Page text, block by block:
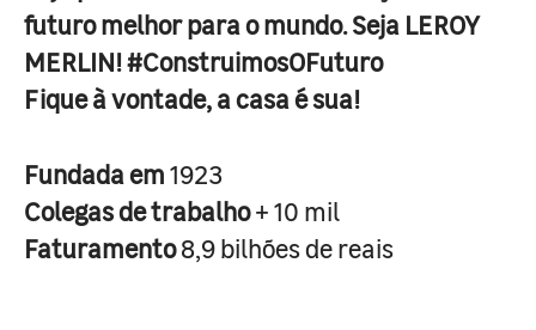
futuro melhor para o mundo. Seja LEROY
MERLIN! #ConstruimosOFuturo
Fique à vontade, a casa é sua!
Fundada em1923
Colegas de trabalho+ 10 mil
Faturamento8,9 bilhões de reais